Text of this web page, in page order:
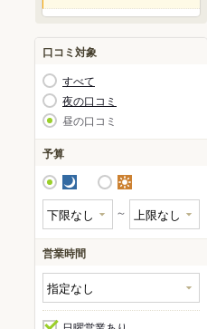
口コミ対象
すべて
夜の口コミ
昼の口コミ
予算
夜 昼
～
営業時間